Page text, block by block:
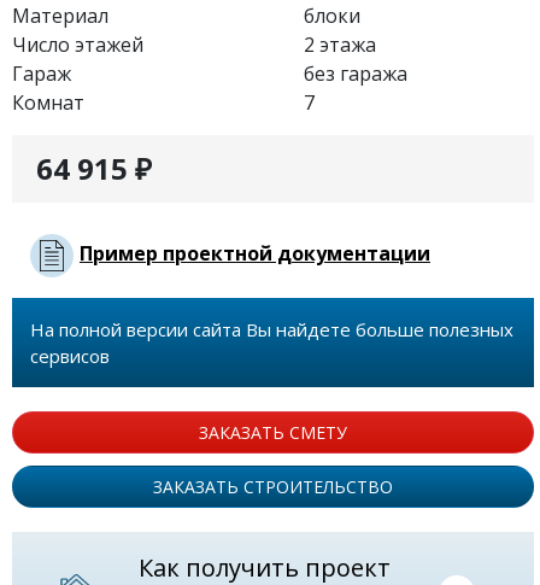
Материал
блоки
Число этажей
2 этажа
Гараж
без гаража
Комнат
7
64 915 ₽
Пример проектной документации
На полной версии сайта Вы найдете больше полезных
сервисов
ЗАКАЗАТЬ СМЕТУ
ЗАКАЗАТЬ СТРОИТЕЛЬСТВО
Как получить проект